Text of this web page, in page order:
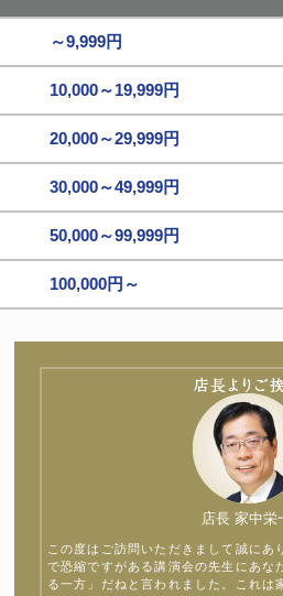
～9,999円
10,000～19,999円
20,000～29,999円
30,000～49,999円
50,000～99,999円
100,000円～
店長 家中栄
この度はご訪問いただきまして誠にあ
で恐縮ですがある講演会の先生にあな
る一方」だねと言われました。これは